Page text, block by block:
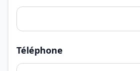
Téléphone